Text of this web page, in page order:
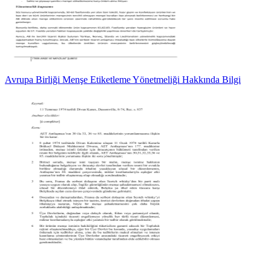
Avrupa Birliği Menşe Etiketleme Yönetmeliği Hakkında Bilgi